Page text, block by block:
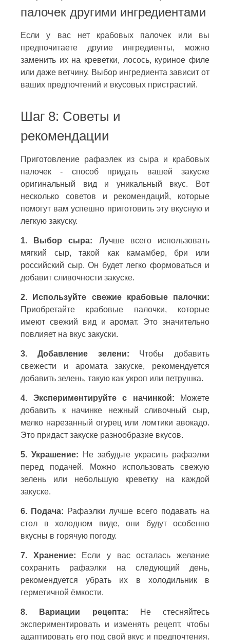
палочек другими ингредиентами
Если у вас нет крабовых палочек или вы
предпочитаете другие ингредиенты, можно
заменить их на креветки, лосось, куриное филе
или даже ветчину. Выбор ингредиента зависит от
ваших предпочтений и вкусовых пристрастий.
Шаг 8: Советы и
рекомендации
Приготовление рафаэлек из сыра и крабовых
палочек - способ придать вашей закуске
оригинальный вид и уникальный вкус. Вот
несколько советов и рекомендаций, которые
помогут вам успешно приготовить эту вкусную и
легкую закуску.
1. Выбор сыра: Лучше всего использовать
мягкий сыр, такой как камамбер, бри или
российский сыр. Он будет легко формоваться и
добавит сливочности закуске.
2. Используйте свежие крабовые палочки:
Приобретайте крабовые палочки, которые
имеют свежий вид и аромат. Это значительно
повлияет на вкус закуски.
3. Добавление зелени: Чтобы добавить
свежести и аромата закуске, рекомендуется
добавить зелень, такую как укроп или петрушка.
4. Экспериментируйте с начинкой: Можете
добавить к начинке нежный сливочный сыр,
мелко нарезанный огурец или ломтики авокадо.
Это придаст закуске разнообразие вкусов.
5. Украшение: Не забудьте украсить рафаэлки
перед подачей. Можно использовать свежую
зелень или небольшую креветку на каждой
закуске.
6. Подача: Рафаэлки лучше всего подавать на
стол в холодном виде, они будут особенно
вкусны в горячую погоду.
7. Хранение: Если у вас осталась желание
сохранить рафаэлки на следующий день,
рекомендуется убрать их в холодильник в
герметичной ёмкости.
8. Вариации рецепта: Не стесняйтесь
экспериментировать и изменять рецепт, чтобы
адаптировать его под свой вкус и предпочтения.